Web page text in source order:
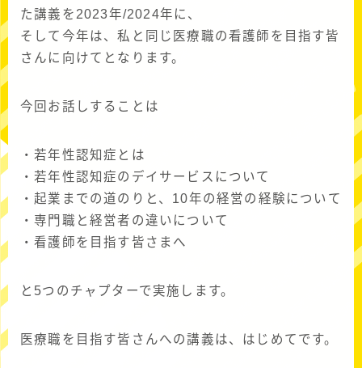
た講義を2023年/2024年に、
そして今年は、私と同じ医療職の看護師を目指す皆
さんに向けてとなります。
今回お話しすることは
・若年性認知症とは
・若年性認知症のデイサービスについて
・起業までの道のりと、10年の経営の経験について
・専門職と経営者の違いについて
・看護師を目指す皆さまへ
と5つのチャプターで実施します。
医療職を目指す皆さんへの講義は、はじめてです。